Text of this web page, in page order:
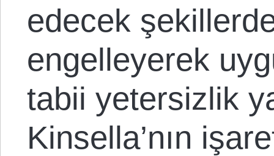
edecek
engelleyerek
tabii yetersizlik
Kinsella’nın